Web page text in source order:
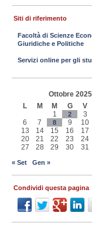
Siti di riferimento
Facoltà di Scienze
Giuridiche e Politiche
Servizi online per gli
Ottobre 2025
L
M M G V
1
2 3
6
7 8 9 10
13
14 15 16 17
20
21 22 23 24
27
28 29 30 31
« Set Gen »
Condividi questa pagina